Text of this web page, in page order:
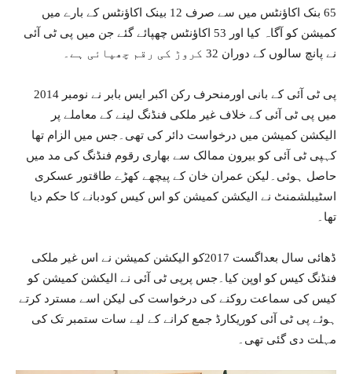
65 بنک اکاؤنٹس میں سے صرف 12 بینک اکاؤنٹس کے بارے میں
کمیشن کو آگاہ کیا اور 53 اکاؤنٹس چھپائے گئے جن میں پی ٹی آئی
نے پانچ سالوں کے دوران 32 کروڑ کی رقم چھپائی ہے۔
پی ٹی آئی کے بانی اورمنحرف رکن اکبر ایس بابر نے نومبر 2014
میں پی ٹی آئی کے خلاف غیر ملکی فنڈنگ لینے کے معاملے پر
الیکشن کمیشن میں درخواست دائر کی تھی۔جس میں الزام تھا
کہپی ٹی آئی کو بیرون ممالک سے بھاری رقوم فنڈنگ کی مد میں
حاصل ہوئی۔لیکن عمران خان کے پیچھے کھڑے طاقتور عسکری
اسٹیبلشمنٹ نے الیکشن کمیشن کو اس کیس کودبانے کا حکم دیا
تھا۔
ڈھائی سال بعداگست 2017کو الیکشن کمیشن نے اس غیر ملکی
فنڈنگ کیس کو اوپن کیا۔جس پرپی ٹی آئی نے الیکشن کمیشن کو
کیس کی سماعت روکنے کی درخواست کی لیکن اسے مسترد کرتے
ہوئے پی ٹی آئی کوریکارڈ جمع کرانے کے لیے سات ستمبر تک کی
مہلت دی گئی تھی۔